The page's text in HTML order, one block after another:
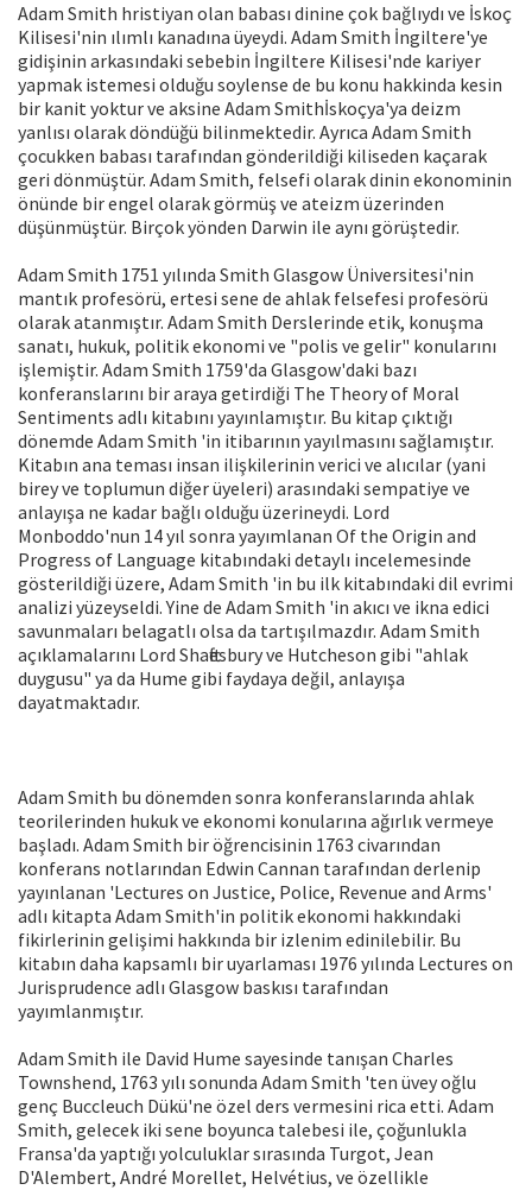
Adam Smith hristiyan olan babası dinine çok bağlıydı ve İskoç
Kilisesi'nin ılımlı kanadına üyeydi. Adam Smith İngiltere'ye
gidişinin arkasındaki sebebin İngiltere Kilisesi'nde kariyer
yapmak istemesi olduğu soylense de bu konu hakkinda kesin
bir kanit yoktur ve aksine Adam Smithİskoçya'ya deizm
yanlısı olarak döndüğü bilinmektedir. Ayrıca Adam Smith
çocukken babası tarafından gönderildiği kiliseden kaçarak
geri dönmüştür. Adam Smith, felsefi olarak dinin ekonominin
önünde bir engel olarak görmüş ve ateizm üzerinden
düşünmüştür. Birçok yönden Darwin ile aynı görüştedir.
Adam Smith 1751 yılında Smith Glasgow Üniversitesi'nin
mantık profesörü, ertesi sene de ahlak felsefesi profesörü
olarak atanmıştır. Adam Smith Derslerinde etik, konuşma
sanatı, hukuk, politik ekonomi ve "polis ve gelir" konularını
işlemiştir. Adam Smith 1759'da Glasgow'daki bazı
konferanslarını bir araya getirdiği The Theory of Moral
Sentiments adlı kitabını yayınlamıştır. Bu kitap çıktığı
dönemde Adam Smith 'in itibarının yayılmasını sağlamıştır.
Kitabın ana teması insan ilişkilerinin verici ve alıcılar (yani
birey ve toplumun diğer üyeleri) arasındaki sempatiye ve
anlayışa ne kadar bağlı olduğu üzerineydi. Lord
Monboddo'nun 14 yıl sonra yayımlanan Of the Origin and
Progress of Language kitabındaki detaylı incelemesinde
gösterildiği üzere, Adam Smith 'in bu ilk kitabındaki dil evrimi
analizi yüzeyseldi. Yine de Adam Smith 'in akıcı ve ikna edici
savunmaları belagatlı olsa da tartışılmazdır. Adam Smith
açıklamalarını Lord Shaftesbury ve Hutcheson gibi "ahlak
duygusu" ya da Hume gibi faydaya değil, anlayışa
dayatmaktadır.
Adam Smith bu dönemden sonra konferanslarında ahlak
teorilerinden hukuk ve ekonomi konularına ağırlık vermeye
başladı. Adam Smith bir öğrencisinin 1763 civarından
konferans notlarından Edwin Cannan tarafından derlenip
yayınlanan 'Lectures on Justice, Police, Revenue and Arms'
adlı kitapta Adam Smith'in politik ekonomi hakkındaki
fikirlerinin gelişimi hakkında bir izlenim edinilebilir. Bu
kitabın daha kapsamlı bir uyarlaması 1976 yılında Lectures on
Jurisprudence adlı Glasgow baskısı tarafından
yayımlanmıştır.
Adam Smith ile David Hume sayesinde tanışan Charles
Townshend, 1763 yılı sonunda Adam Smith 'ten üvey oğlu
genç Buccleuch Dükü'ne özel ders vermesini rica etti. Adam
Smith, gelecek iki sene boyunca talebesi ile, çoğunlukla
Fransa'da yaptığı yolculuklar sırasında Turgot, Jean
D'Alembert, André Morellet, Helvétius, ve özellikle